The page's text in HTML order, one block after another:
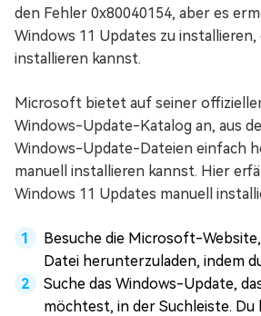
den Fehler 0x80040154, aber es
Windows 11 Updates zu installieren,
installieren kannst.
Microsoft bietet auf seiner
Windows-Update-Katalog an, aus
Windows-Update-Dateien einfach
manuell installieren kannst. Hier
Windows 11 Updates manuell
Besuche die Microsoft-
Datei herunterzuladen, indem
Suche das Windows-Update,
möchtest, in der Suchleiste.